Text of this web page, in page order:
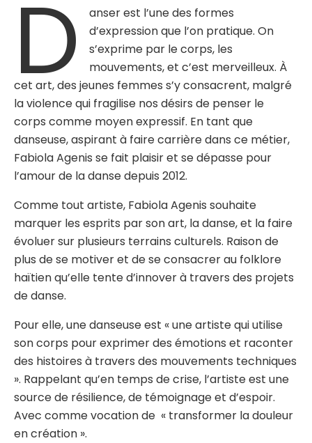
D
anser est l’une des formes
d’expression que l’on pratique. On
s’exprime par le corps, les
mouvements, et c’est merveilleux. À
cet art, des jeunes femmes s’y consacrent, malgré
la violence qui fragilise nos désirs de penser le
corps comme moyen expressif. En tant que
danseuse, aspirant à faire carrière dans ce métier,
Fabiola Agenis se fait plaisir et se dépasse pour
l’amour de la danse depuis 2012.
Comme tout artiste, Fabiola Agenis souhaite
marquer les esprits par son art, la danse, et la faire
évoluer sur plusieurs terrains culturels. Raison de
plus de se motiver et de se consacrer au folklore
haïtien qu’elle tente d’innover à travers des projets
de danse.
Pour elle, une danseuse est « une artiste qui utilise
son corps pour exprimer des émotions et raconter
des histoires à travers des mouvements techniques
». Rappelant qu’en temps de crise, l’artiste est une
source de résilience, de témoignage et d’espoir.
Avec comme vocation de « transformer la douleur
en création ».